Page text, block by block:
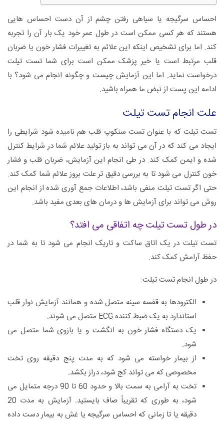
احساس سرگیجه یا سیاهی رفتن چشم از آن دست احساس هایی
هستند که هر کسی ممکن است در طول عمر خود یک بار آن را تجربه
کند. اما برای تشخیص اینکه این علائم به تغییرات فشار خون یا ضربان
قلب مرتبط است یا خیر پزشک ممکن است برای شما تست تیلت
درخواست نماید. اما این آزمایش چیست و چگونه انجام می شود؟ با
ادامه این پست از نبض ما همراه باشید.
علت انجام تست تیلت
تست تیلت که با عنوان تست سنکوپ قلب هم نامیده شود شرایطی را
ایجاد می کند که در آن می تواند به باز تولید علائم شما در شرایط کنترل
شده و ایمن کمک کند. در طی انجام این آزمایش، ضربان قلب و فشار
خون کنترل می شود تا به بررسی دقیق تر علت بروز علائم شما کمک کند.
حتی اگر تست تیلت منفی باشد، اطلاعات جمع آوری شده از انجام این
روش می تواند برای آزمایش ها و درمان های بعدی مفید باشد.
در طول تست تیلت چه اتفاقی می افتد؟
تست تیلت در یک اتاق ساکت و تاریک انجام می شود تا به شما در
حفظ آرامش کمک کند.
در طول انجام تست تیلت:
الکترودها به قفسه سینه متصل شده و همانند آزمایش نوار قلب
استاندارد به یک ضبط کننده ECG متصل می شوند.
یک دستگاه فشار خون به انگشت و یا بازوی شما متصل می
شود.
از بیمار خواسته می شود که به مدت پنج دقیقه روی تخت
مخصوصی که می تواند کج شود، دراز بکشد.
تخت به آرامی به سمت بالا و حدود 60 تا 90 درجه متمایل می
شود، به طوری که تقریباً صاف بایستید. آزمایش به مدت 20
دقیقه یا تا زمانی که احساس سرگیجه یا غش به بیمار دست داده